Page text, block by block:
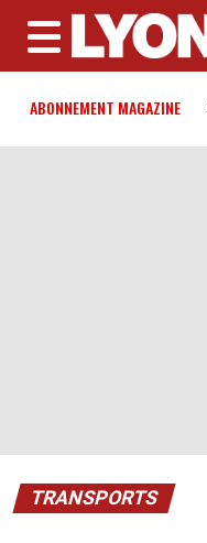
MENU
ABONNEMENT MAGAZINE
TRANSPORTS